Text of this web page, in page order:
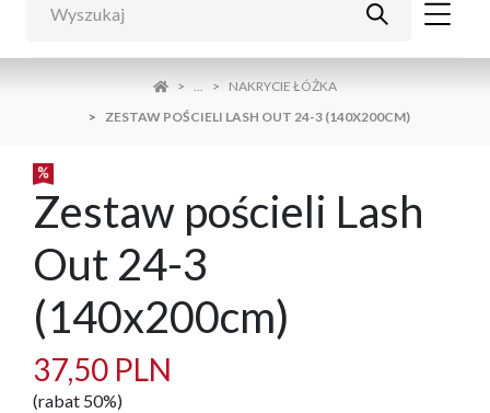
...
NAKRYCIE ŁÓŻKA
ZESTAW POŚCIELI LASH OUT 24-3 (140X200CM)
Zestaw pościeli Lash
Out 24-3
(140x200cm)
37,50 PLN
(rabat 50%)